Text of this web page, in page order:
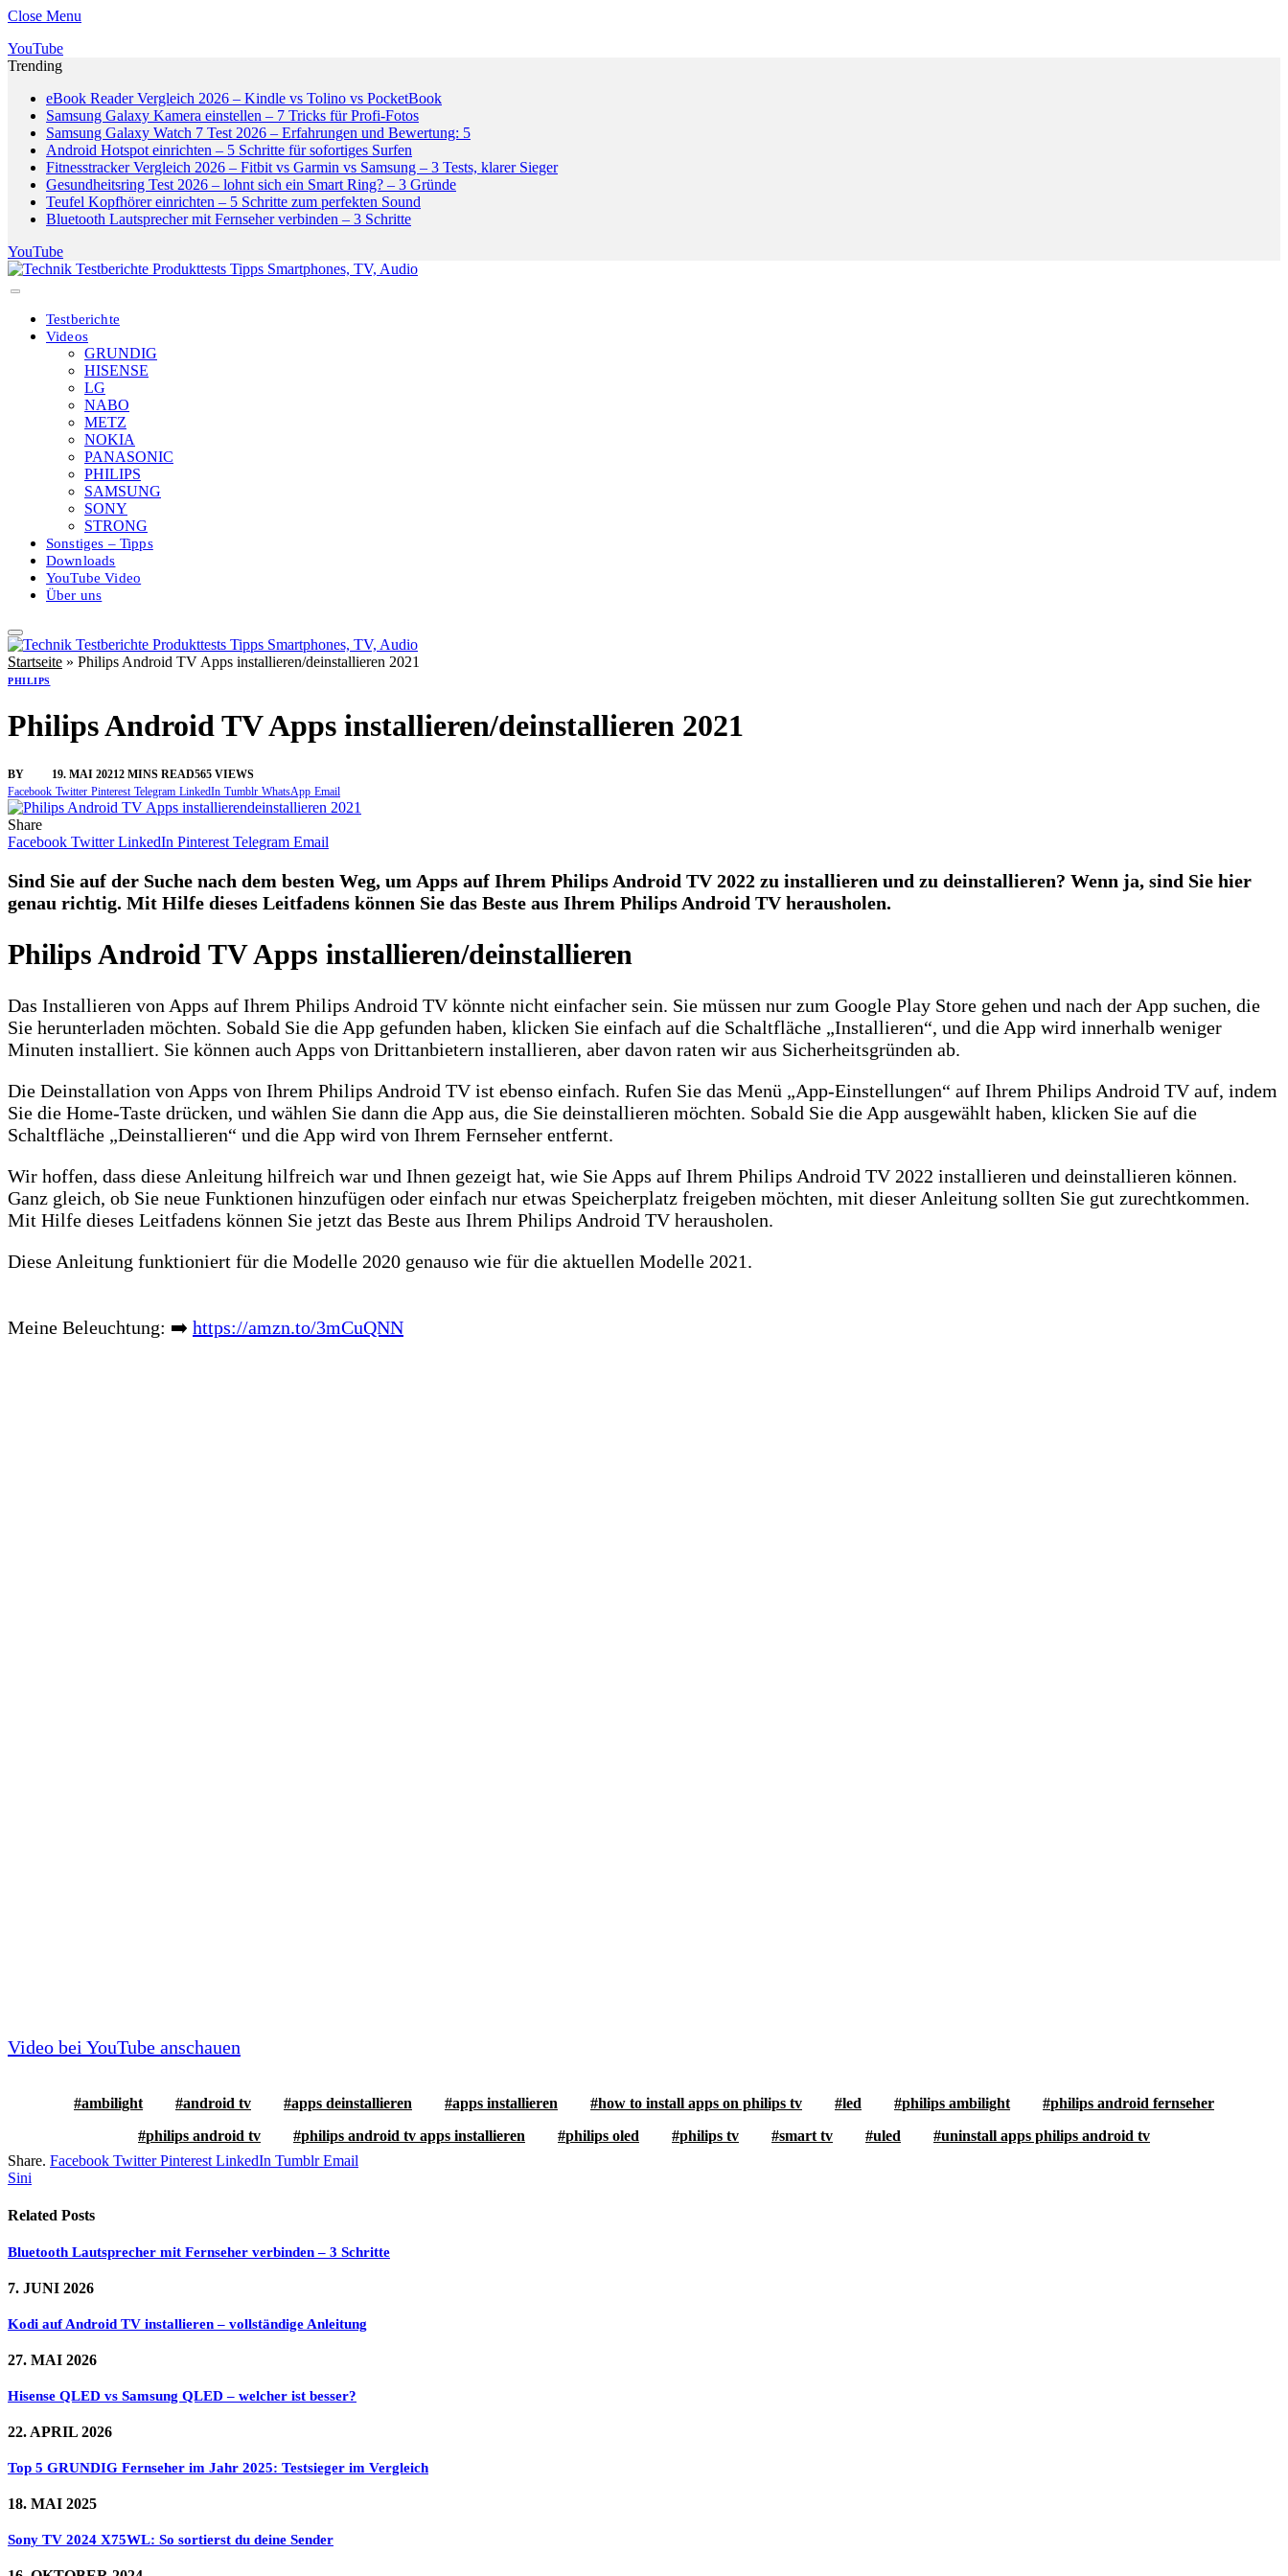
Close Menu
YouTube
Trending
eBook Reader Vergleich 2026 – Kindle vs Tolino vs PocketBook
Samsung Galaxy Kamera einstellen – 7 Tricks für Profi-Fotos
Samsung Galaxy Watch 7 Test 2026 – Erfahrungen und Bewertung: 5
Android Hotspot einrichten – 5 Schritte für sofortiges Surfen
Fitnesstracker Vergleich 2026 – Fitbit vs Garmin vs Samsung – 3 Tests, klarer Sieger
Gesundheitsring Test 2026 – lohnt sich ein Smart Ring? – 3 Gründe
Teufel Kopfhörer einrichten – 5 Schritte zum perfekten Sound
Bluetooth Lautsprecher mit Fernseher verbinden – 3 Schritte
YouTube
Testberichte
Videos
GRUNDIG
HISENSE
LG
NABO
METZ
NOKIA
PANASONIC
PHILIPS
SAMSUNG
SONY
STRONG
Sonstiges – Tipps
Downloads
YouTube Video
Über uns
Startseite » Philips Android TV Apps installieren/deinstallieren 2021
PHILIPS
Philips Android TV Apps installieren/deinstallieren 2021
BY 19. MAI 20212 MINS READ565 VIEWS
Facebook Twitter Pinterest Telegram LinkedIn Tumblr WhatsApp Email
Share
Facebook Twitter LinkedIn Pinterest Telegram Email
Sind Sie auf der Suche nach dem besten Weg, um Apps auf Ihrem Philips Android TV 2022 zu installieren und zu deinstallieren? Wenn ja, sind Sie hier
genau richtig. Mit Hilfe dieses Leitfadens können Sie das Beste aus Ihrem Philips Android TV herausholen.
Philips Android TV Apps installieren/deinstallieren
Das Installieren von Apps auf Ihrem Philips Android TV könnte nicht einfacher sein. Sie müssen nur zum Google Play Store gehen und nach der App suchen, die
Sie herunterladen möchten. Sobald Sie die App gefunden haben, klicken Sie einfach auf die Schaltfläche „Installieren“, und die App wird innerhalb weniger
Minuten installiert. Sie können auch Apps von Drittanbietern installieren, aber davon raten wir aus Sicherheitsgründen ab.
Die Deinstallation von Apps von Ihrem Philips Android TV ist ebenso einfach. Rufen Sie das Menü „App-Einstellungen“ auf Ihrem Philips Android TV auf, indem
Sie die Home-Taste drücken, und wählen Sie dann die App aus, die Sie deinstallieren möchten. Sobald Sie die App ausgewählt haben, klicken Sie auf die
Schaltfläche „Deinstallieren“ und die App wird von Ihrem Fernseher entfernt.
Wir hoffen, dass diese Anleitung hilfreich war und Ihnen gezeigt hat, wie Sie Apps auf Ihrem Philips Android TV 2022 installieren und deinstallieren können.
Ganz gleich, ob Sie neue Funktionen hinzufügen oder einfach nur etwas Speicherplatz freigeben möchten, mit dieser Anleitung sollten Sie gut zurechtkommen.
Mit Hilfe dieses Leitfadens können Sie jetzt das Beste aus Ihrem Philips Android TV herausholen.
Diese Anleitung funktioniert für die Modelle 2020 genauso wie für die aktuellen Modelle 2021.
Meine Beleuchtung: ➡️ https://amzn.to/3mCuQNN
Video bei YouTube anschauen
ambilight android tv apps deinstallieren apps installieren how to install apps on philips tv led philips ambilight
philips android fernseher
philips android tv
philips android tv apps installieren philips oled philips tv smart tv uled
uninstall apps philips android tv
Share. Facebook Twitter Pinterest LinkedIn Tumblr Email
Sini
Related Posts
Bluetooth Lautsprecher mit Fernseher verbinden – 3 Schritte
7. JUNI 2026
Kodi auf Android TV installieren – vollständige Anleitung
27. MAI 2026
Hisense QLED vs Samsung QLED – welcher ist besser?
22. APRIL 2026
Top 5 GRUNDIG Fernseher im Jahr 2025: Testsieger im Vergleich
18. MAI 2025
Sony TV 2024 X75WL: So sortierst du deine Sender